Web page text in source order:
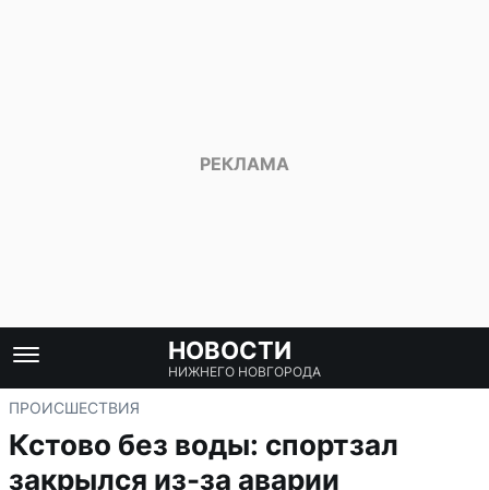
НОВОСТИ
НИЖНЕГО НОВГОРОДА
ПРОИСШЕСТВИЯ
Кстово без воды: спортзал
закрылся из-за аварии